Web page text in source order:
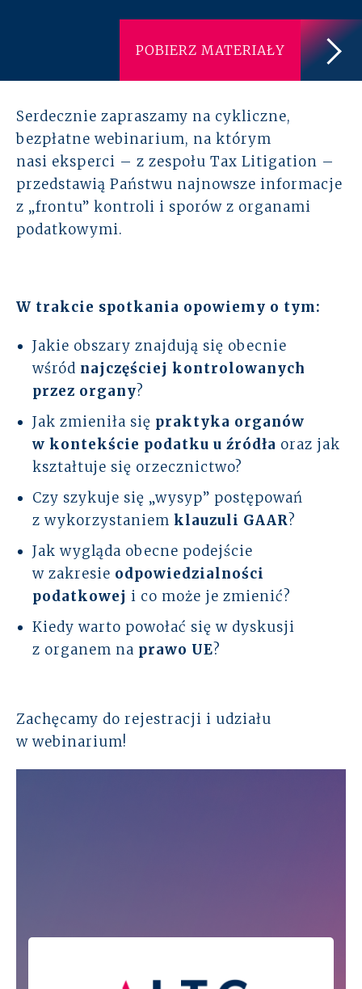
Zespół
Dołącz do nas
Dlaczego ALTO
Case studies
Kontakt
POBIERZ MATERIAŁY
Serdecznie zapraszamy na cykliczne,
bezpłatne webinarium, na którym
nasi eksperci – z zespołu Tax Litigation –
przedstawią Państwu najnowsze informacje
z „frontu” kontroli i sporów z organami
podatkowymi.
W trakcie spotkania opowiemy o tym:
Jakie obszary znajdują się obecnie
wśród najczęściej kontrolowanych
przez organy?
Jak zmieniła się praktyka organów
w kontekście podatku u źródła oraz jak
kształtuje się orzecznictwo?
Czy szykuje się „wysyp” postępowań
z wykorzystaniem klauzuli GAAR?
Jak wygląda obecne podejście
w zakresie odpowiedzialności
podatkowej i co może je zmienić?
Kiedy warto powołać się w dyskusji
z organem na prawo UE?
Zachęcamy do rejestracji i udziału
w webinarium!